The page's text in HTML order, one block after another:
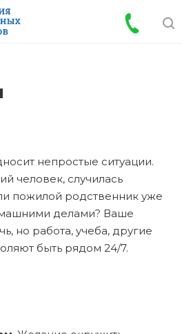
непростые ситуации.
человек, случилась
пожилой родственник уже
делами? Ваше
но работа, учеба, другие
быть рядом 24/7.